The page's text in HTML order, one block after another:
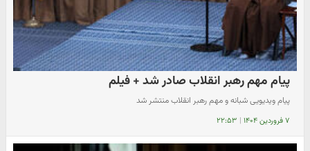
پیام مهم رهبر انقلاب صادر شد + فیلم
پیام ویدیویی شبانه و مهم رهبر انقلاب منتشر شد
۷ فروردین ۱۴۰۴ | ۲۲:۵۳